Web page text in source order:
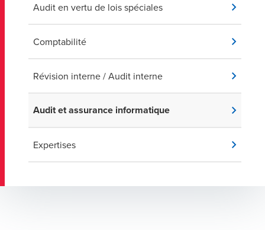
Audit en vertu de lois spéciales
Comptabilité
Révision interne / Audit interne
Audit et assurance informatique
Expertises